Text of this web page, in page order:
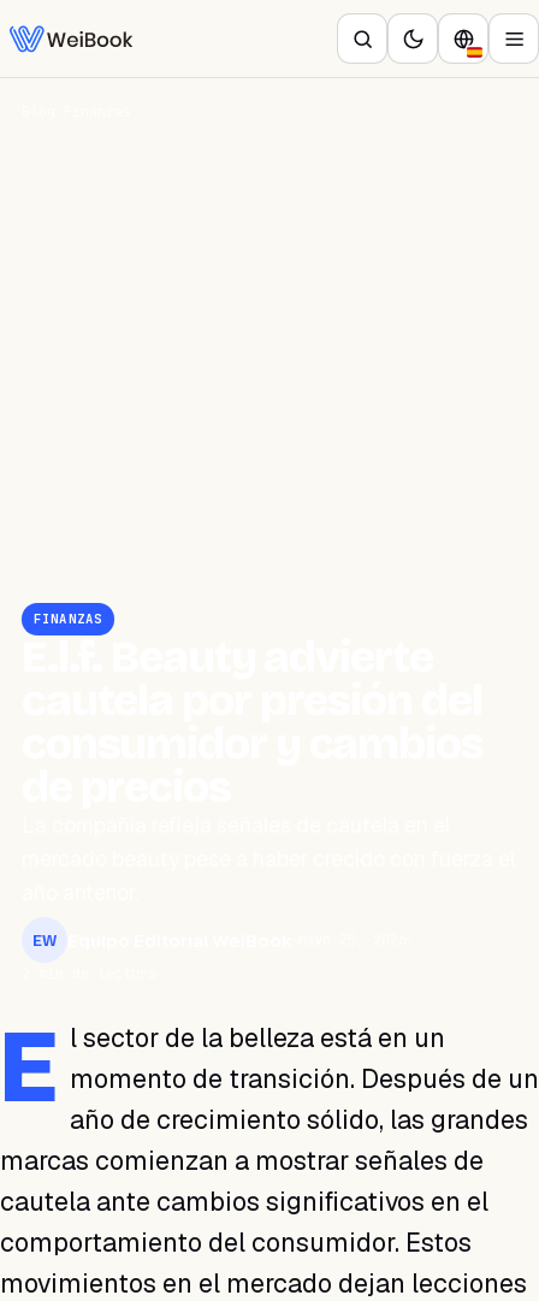
FINANZAS
EW
E l sector de la belleza está en un
momento de transición. Después de un
año de crecimiento sólido, las grandes
marcas comienzan a mostrar señales de
cautela ante cambios significativos en el
comportamiento del consumidor. Estos
movimientos en el mercado dejan lecciones